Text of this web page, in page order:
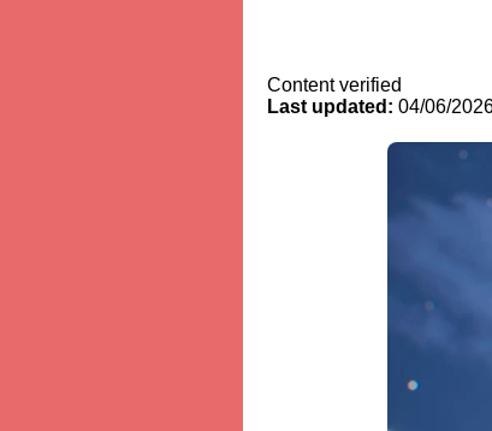
Content verified
Last updated: 04/06/